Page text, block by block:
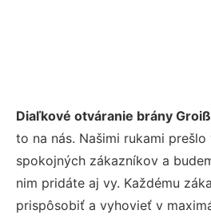
Diaľkové otváranie brány
to na nás. Našimi rukami
spokojných zákazníkov a
nim pridáte aj vy. Každému
prispôsobiť a vyhovieť v